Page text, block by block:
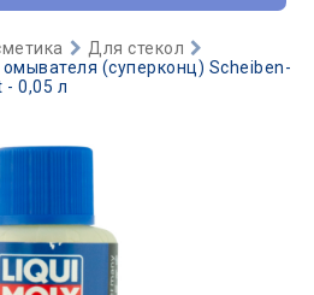
Для стекол
(суперконц) Scheiben-
- 0,05 л